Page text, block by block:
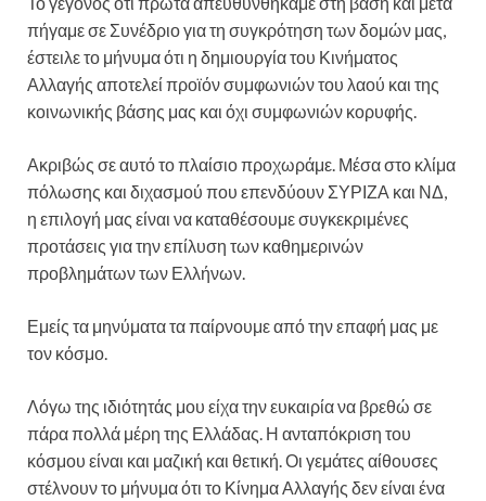
πήγαμε σε Συνέδριο για τη συγκρότηση των δομών μας,
έστειλε το μήνυμα ότι η δημιουργία του Κινήματος
Αλλαγής αποτελεί προϊόν συμφωνιών του λαού και της
κοινωνικής βάσης μας και όχι συμφωνιών κορυφής.
Ακριβώς σε αυτό το πλαίσιο προχωράμε. Μέσα στο κλίμα
πόλωσης και διχασμού που επενδύουν ΣΥΡΙΖΑ και ΝΔ,
η επιλογή μας είναι να καταθέσουμε συγκεκριμένες
προτάσεις για την επίλυση των καθημερινών
προβλημάτων των Ελλήνων.
Εμείς τα μηνύματα τα παίρνουμε από την επαφή μας με
τον κόσμο.
Λόγω της ιδιότητάς μου είχα την ευκαιρία να βρεθώ σε
πάρα πολλά μέρη της Ελλάδας. Η ανταπόκριση του
κόσμου είναι και μαζική και θετική. Οι γεμάτες αίθουσες
στέλνουν το μήνυμα ότι το Κίνημα Αλλαγής δεν είναι ένα